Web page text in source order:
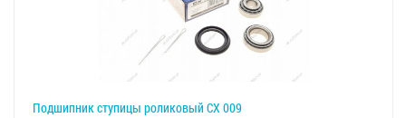
Подшипник ступицы роликовый CX 009